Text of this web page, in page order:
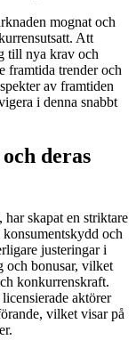
mognat och
Att
till nya krav och
framtida trender och
av framtiden
i denna snabbt
deras
skapat en striktare
och
justeringar i
och bonusar, vilket
konkurrenskraft.
aktörer
vilket visar på